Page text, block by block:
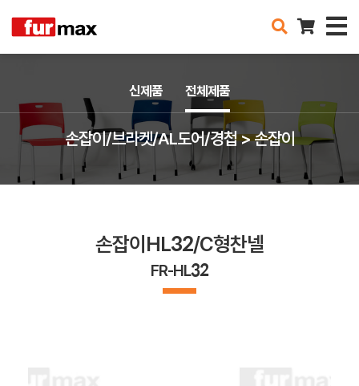
손잡이/브라켓/AL도어/경첩 > 손잡이
신제품 전체제품
손잡이HL32/C형찬넬
FR-HL32